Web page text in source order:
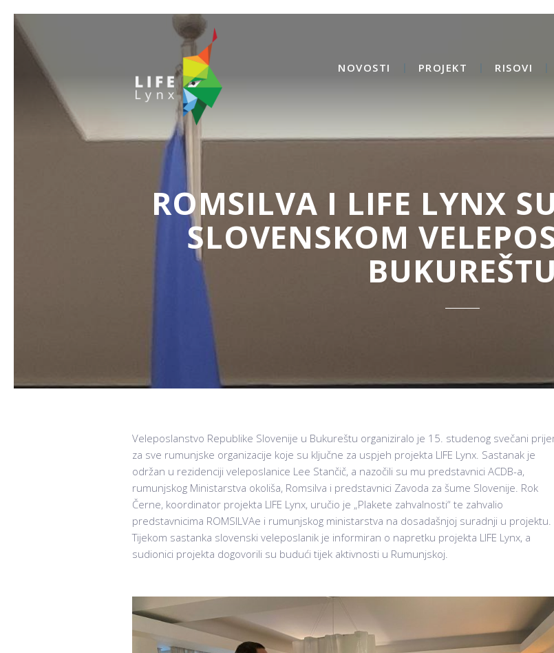
NOVOSTI PROJEKT RISOVI
ROMSILVA I LIFE LYNX
SLOVENSKOM
BUKUREŠTU
Veleposlanstvo Republike Slovenije u Bukureštu organiziralo je 15. studenog svečani
za sve rumunjske organizacije koje su ključne za uspjeh projekta LIFE Lynx. Sastanak je
održan u rezidenciji veleposlanice Lee Stančič, a nazočili su mu predstavnici ACDB-a,
rumunjskog Ministarstva okoliša, Romsilva i predstavnici Zavoda za šume Slovenije. Rok
Černe, koordinator projekta LIFE Lynx, uručio je „Plakete zahvalnosti“ te zahvalio
predstavnicima ROMSILVAe i rumunjskog ministarstva na dosadašnjoj suradnji u projektu.
Tijekom sastanka slovenski veleposlanik je informiran o napretku projekta LIFE Lynx, a
sudionici projekta dogovorili su budući tijek aktivnosti u Rumunjskoj.